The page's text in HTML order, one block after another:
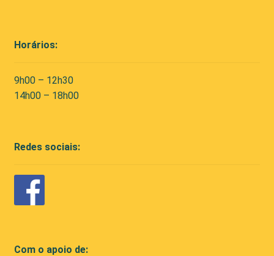
Horários:
9h00 – 12h30
14h00 – 18h00
Redes sociais:
Com o apoio de: